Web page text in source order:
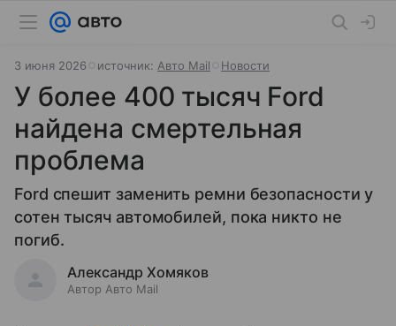
3 июня 2026 источник: Авто Mail Новости
У более 400 тысяч Ford
найдена смертельная
проблема
Ford спешит заменить ремни безопасности у
сотен тысяч автомобилей, пока никто не
погиб.
Александр Хомяков
Автор Авто Mail